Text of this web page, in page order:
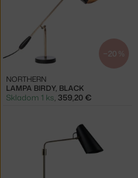
−20 %
LAMPA BIRDY, BLACK
NORTHERN
Skladom 1 ks, 359,20 €